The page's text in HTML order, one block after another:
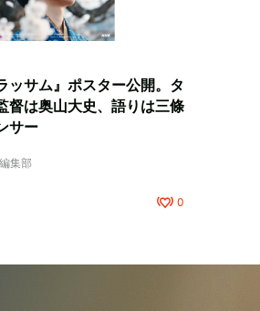
ッサム』ポスター公開。タ
督は奥山大史、語りは三條
サー
集部
0